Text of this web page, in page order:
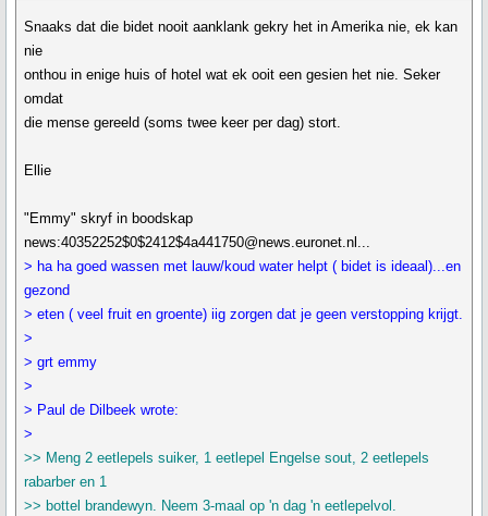
Snaaks dat die bidet nooit aanklank gekry het in Amerika nie, ek kan
nie
onthou in enige huis of hotel wat ek ooit een gesien het nie. Seker
omdat
die mense gereeld (soms twee keer per dag) stort.
Ellie
"Emmy" skryf in boodskap
news:40352252$0$2412$4a441750@news.euronet.nl...
> ha ha goed wassen met lauw/koud water helpt ( bidet is ideaal)...en
gezond
> eten ( veel fruit en groente) iig zorgen dat je geen verstopping krijgt.
>
> grt emmy
>
> Paul de Dilbeek wrote:
>
>> Meng 2 eetlepels suiker, 1 eetlepel Engelse sout, 2 eetlepels
rabarber en 1
>> bottel brandewyn. Neem 3-maal op 'n dag 'n eetlepelvol.